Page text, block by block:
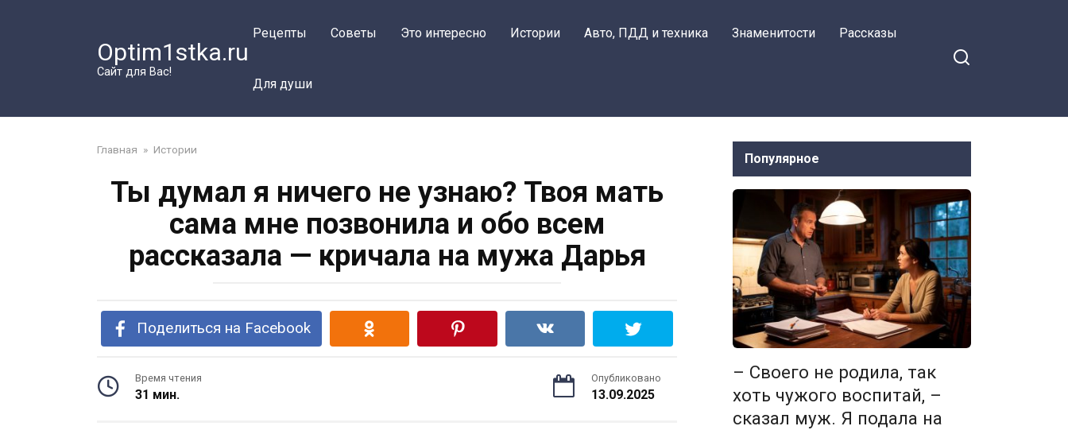
Optim1stka.ru
Сайт для Вас!
Рецепты Советы Это интересно Истории Авто, ПДД и техника Знаменитости Рассказы
Для души
Главная » Истории
Ты думал я ничего не узнаю? Твоя мать
сама мне позвонила и обо всем
рассказала — кричала на мужа Дарья
Поделиться на Facebook
Время чтения
31 мин.
Опубликовано
13.09.2025
Популярное
– Своего не родила, так
хоть чужого воспитай, –
сказал муж. Я подала на